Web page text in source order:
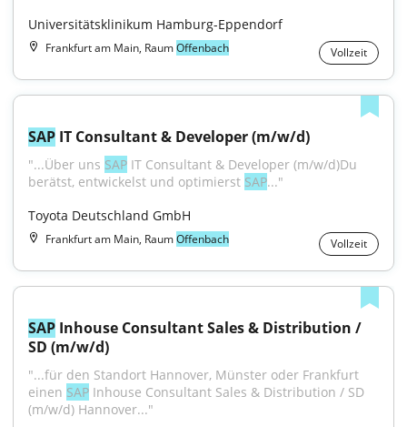
Universitätsklinikum Hamburg-Eppendorf
Frankfurt am Main, RaumOffenbach Vollzeit
SAP IT Consultant & Developer (m/w/d)
"...Über uns SAP IT Consultant & Developer (m/w/d)Du
berätst, entwickelst und optimierst SAP..."
Toyota Deutschland GmbH
Frankfurt am Main, RaumOffenbach Vollzeit
SAP Inhouse Consultant Sales & Distribution /
SD (m/w/d)
"...für den Standort Hannover, Münster oder Frankfurt
einen SAP Inhouse Consultant Sales & Distribution / SD
(m/w/d) Hannover..."